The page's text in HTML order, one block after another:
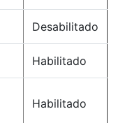
Desabilitado
Habilitado
Habilitado